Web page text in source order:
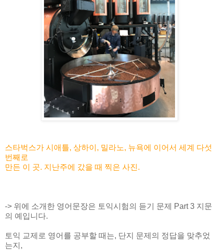
스타벅스가 시애틀, 상하이, 밀라노, 뉴욕에 이어서 세계 다섯
번째로
만든 이 곳. 지난주에 갔을 때 찍은 사진.
-> 위에 소개한 영어문장은 토익시험의 듣기 문제 Part 3 지문
의 예입니다.
토익 교제로 영어를 공부할 때는, 단지 문제의 정답을 맞추었
는지,